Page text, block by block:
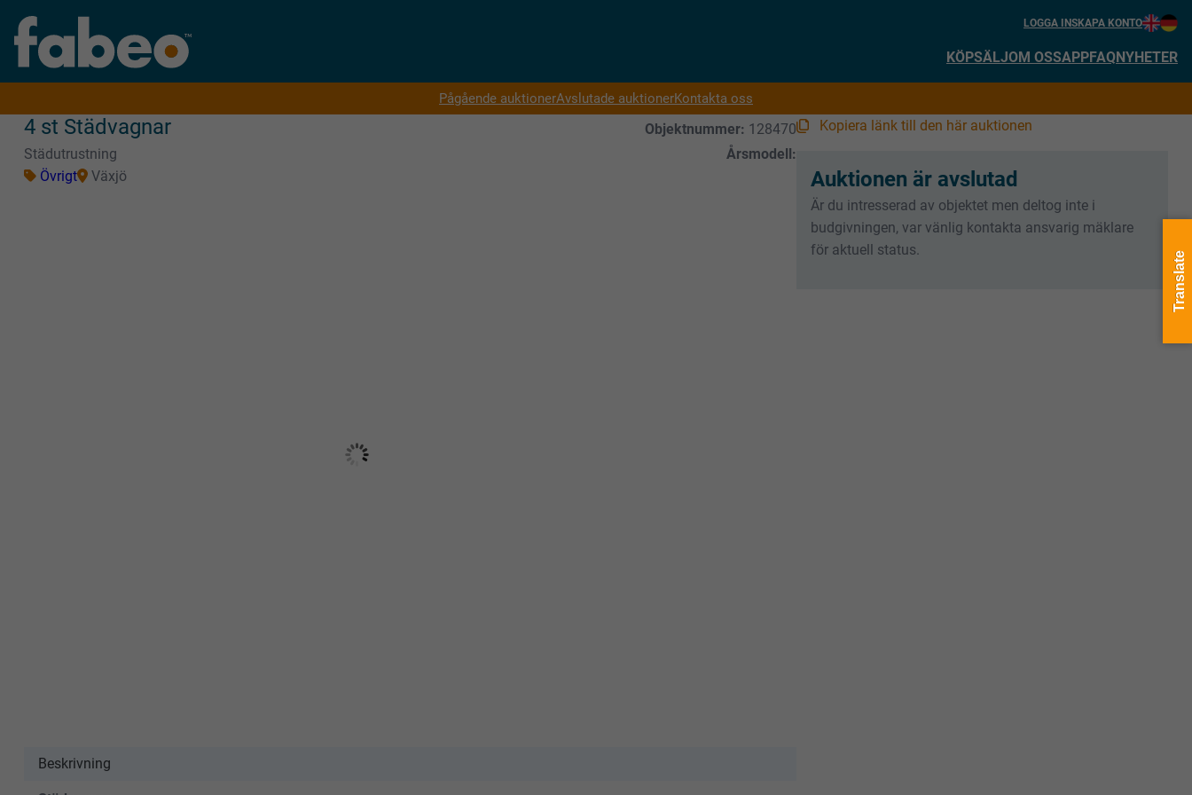
LOGGA INSKAPA KONTO
KÖPSÄLJOM OSSAPPFAQNYHETER
Pågående auktionerAvslutade auktionerKontakta oss
4 st Städvagnar Objektnummer: 128470
Städutrustning
Årsmodell:
Övrigt
Växjö
Beskrivning
Kopiera länk till den här auktionen
Auktionen är avslutad
Är du intresserad av objektet men deltog inte i
budgivningen, var vänlig kontakta ansvarig mäklare
för aktuell status.
Translate